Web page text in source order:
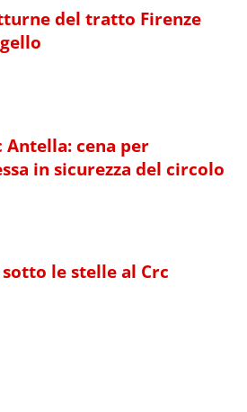
del tratto Firenze
Antella: cena per
in sicurezza del circolo
le stelle al Crc